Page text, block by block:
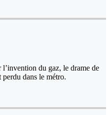
l’invention du gaz, le drame de
dans le métro.